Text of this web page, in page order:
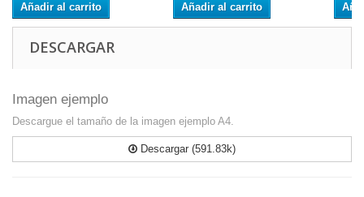
Añadir al carrito Añadir al carrito
DESCARGAR
Imagen ejemplo
Descargue el tamaño de la imagen ejemplo A4.
Descargar (591.83k)